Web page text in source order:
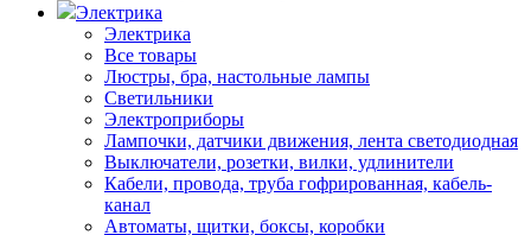
Электрика
Электрика
Все товары
Люстры, бра, настольные лампы
Светильники
Электроприборы
Лампочки, датчики движения, лента светодиодная
Выключатели, розетки, вилки, удлинители
Кабели, провода, труба гофрированная, кабель-
канал
Автоматы, щитки, боксы, коробки